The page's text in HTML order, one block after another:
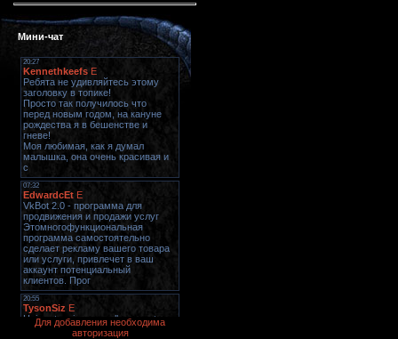
Мини-чат
Для добавления необходима
авторизация